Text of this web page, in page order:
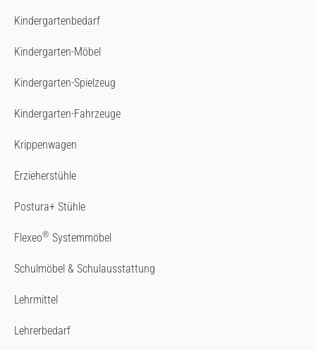
Kindergartenbedarf
Kindergarten-Möbel
Kindergarten-Spielzeug
Kindergarten-Fahrzeuge
Krippenwagen
Erzieherstühle
Postura+ Stühle
Flexeo® Systemmöbel
Schulmöbel & Schulausstattung
Lehrmittel
Lehrerbedarf